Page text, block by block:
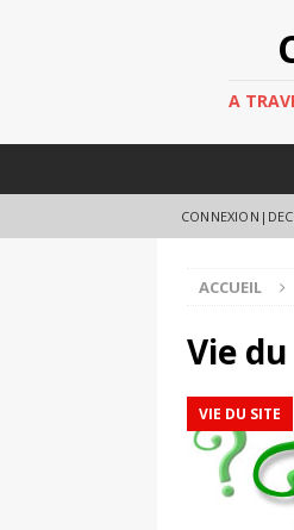
A
ACCUEIL
Vie
VIE DU SITE